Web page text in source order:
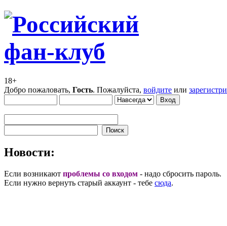
18+
Добро пожаловать, Гость. Пожалуйста, войдите или
Новости:
Если возникают проблемы со входом - надо сбросить пароль.
Если нужно вернуть старый аккаунт - тебе сюда.